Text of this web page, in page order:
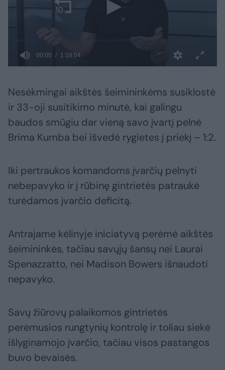
Nesėkmingai aikštės šeimininkėms susiklostė
ir 33-oji susitikimo minutė, kai galingu
baudos smūgiu dar vieną savo įvartį pelnė
Brima Kumba bei išvedė rygietes į priekį – 1:2.
Iki pertraukos komandoms įvarčių pelnyti
nebepavyko ir į rūbinę gintrietės patraukė
turėdamos įvarčio deficitą.
Antrajame kėlinyje iniciatyvą perėmė aikštės
šeimininkės, tačiau savųjų šansų nei Laurai
Spenazzatto, nei Madison Bowers išnaudoti
nepavyko.
Savų žiūrovų palaikomos gintrietės
perėmusios rungtynių kontrolę ir toliau siekė
išlyginamojo įvarčio, tačiau visos pastangos
buvo bevaisės.